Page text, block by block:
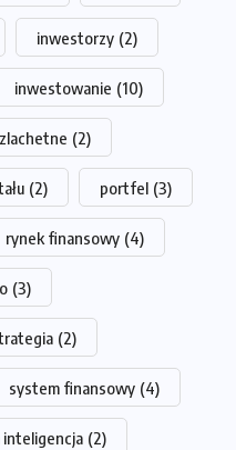
inwestorzy (2)
inwestowanie (10)
(2)
(2) portfel (3)
rynek finansowy (4)
(3)
(2)
system finansowy (4)
inteligencja (2)